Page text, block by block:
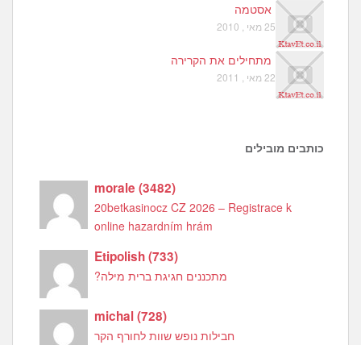
אסטמה
25 מאי , 2010
מתחילים את הקרירה
22 מאי , 2011
כותבים מובילים
morale(3482)
20betkasinocz CZ 2026 – Registrace k
online hazardním hrám
Etipolish(733)
מתכננים חגיגת ברית מילה?
michal(728)
חבילות נופש שוות לחורף הקר